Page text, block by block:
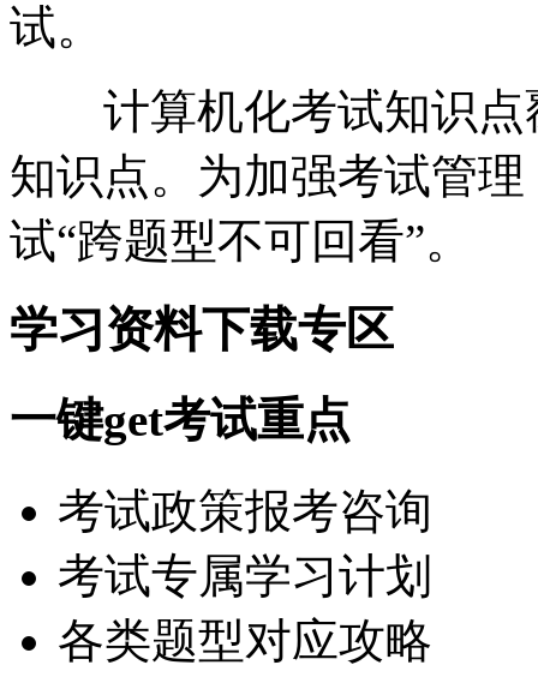
试。
计算机化考试知识点
知识点。为加强考试管
试“跨题型不可回看”。
学习资料下载专区
一键get考试重点
考试政策报考咨询
考试专属学习计划
各类题型对应攻略